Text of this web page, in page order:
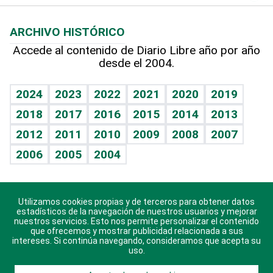
Hablando con el pediatra
Vida y familia
Eñe
Celebrando la vida
Sin complejos
En pocas palabras
Escuchando al corazón
Economía Personal
Línea de hit
TBT Deportivo
Más firmas
Hecho en casa
Guía del dinero
Cumpleaños
Horóscopos
Crucigramas
ARCHIVO HISTÓRICO
Accede al contenido de Diario Libre año por año
desde el 2004.
2024 2023 2022 2021 2020
2019
2018
2017 2016 2015 2014
2013
2012
2011 2010 2009 2008
2007
2006
2005 2004
Descarga nuestras aplicaciones para Android, iOS y
sistema Huawei.
Utilizamos cookies propias y de terceros para obtener datos
estadísticos de la navegación de nuestros usuarios y mejorar
nuestros servicios. Esto nos permite personalizar el contenido
que ofrecemos y mostrar publicidad relacionada a sus
intereses. Si continúa navegando, consideramos que acepta su
uso.